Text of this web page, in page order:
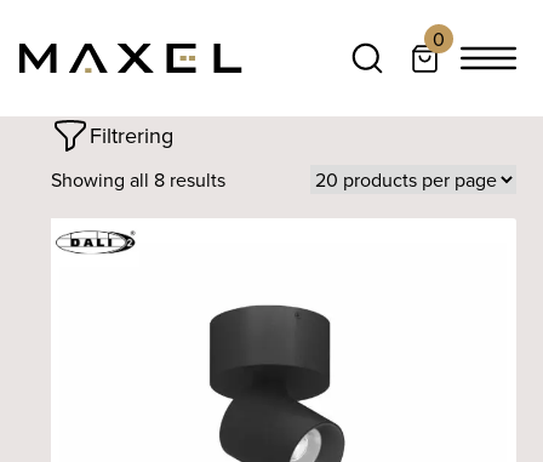
0
Filtrering
Showing all 8 results